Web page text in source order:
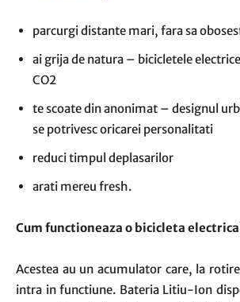
parcurgi distante mari, fara sa
ai grija de natura – bicicletele
CO2
te scoate din anonimat – designul
se potrivesc oricarei personalitati
reduci timpul deplasarilor
arati mereu fresh.
Cum functioneaza o bicicleta
Acestea au un acumulator care, la
intra in functiune. Bateria Litiu-Ion